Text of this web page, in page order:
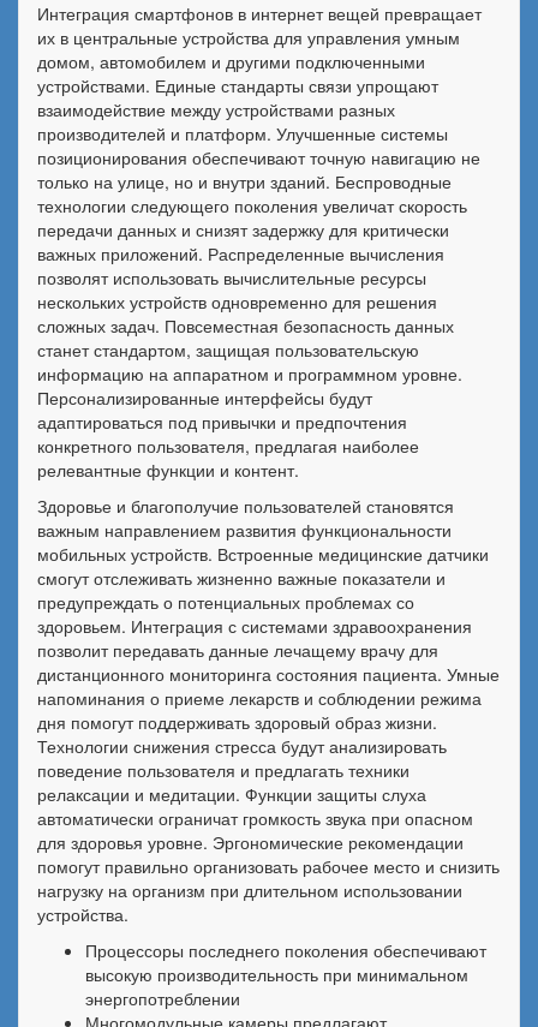
Интеграция смартфонов в интернет вещей превращает
их в центральные устройства для управления умным
домом, автомобилем и другими подключенными
устройствами. Единые стандарты связи упрощают
взаимодействие между устройствами разных
производителей и платформ. Улучшенные системы
позиционирования обеспечивают точную навигацию не
только на улице, но и внутри зданий. Беспроводные
технологии следующего поколения увеличат скорость
передачи данных и снизят задержку для критически
важных приложений. Распределенные вычисления
позволят использовать вычислительные ресурсы
нескольких устройств одновременно для решения
сложных задач. Повсеместная безопасность данных
станет стандартом, защищая пользовательскую
информацию на аппаратном и программном уровне.
Персонализированные интерфейсы будут
адаптироваться под привычки и предпочтения
конкретного пользователя, предлагая наиболее
релевантные функции и контент.
Здоровье и благополучие пользователей становятся
важным направлением развития функциональности
мобильных устройств. Встроенные медицинские датчики
смогут отслеживать жизненно важные показатели и
предупреждать о потенциальных проблемах со
здоровьем. Интеграция с системами здравоохранения
позволит передавать данные лечащему врачу для
дистанционного мониторинга состояния пациента. Умные
напоминания о приеме лекарств и соблюдении режима
дня помогут поддерживать здоровый образ жизни.
Технологии снижения стресса будут анализировать
поведение пользователя и предлагать техники
релаксации и медитации. Функции защиты слуха
автоматически ограничат громкость звука при опасном
для здоровья уровне. Эргономические рекомендации
помогут правильно организовать рабочее место и снизить
нагрузку на организм при длительном использовании
устройства.
Процессоры последнего поколения обеспечивают
высокую производительность при минимальном
энергопотреблении
Многомодульные камеры предлагают